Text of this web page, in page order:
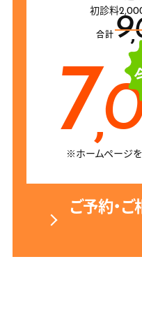
初診料
合計9
7
※ホームページを
ご予約・